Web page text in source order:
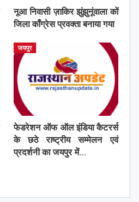
नूआ निवासी ज़ाकिर झुंझुनूंवाला कों
जिला काँग्रेस प्रवक्ता बनाया गया
जयपुर
फेडरेशन ऑफ ऑल इंडिया कैटरर्स
के छठे राष्ट्रीय सम्मेलन एवं
प्रदर्शनी का जयपुर में…